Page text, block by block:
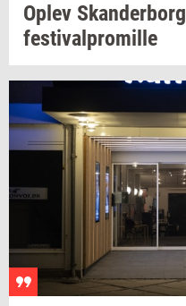
Oplev Skan­der­borg
festi­val­pro­mil­le